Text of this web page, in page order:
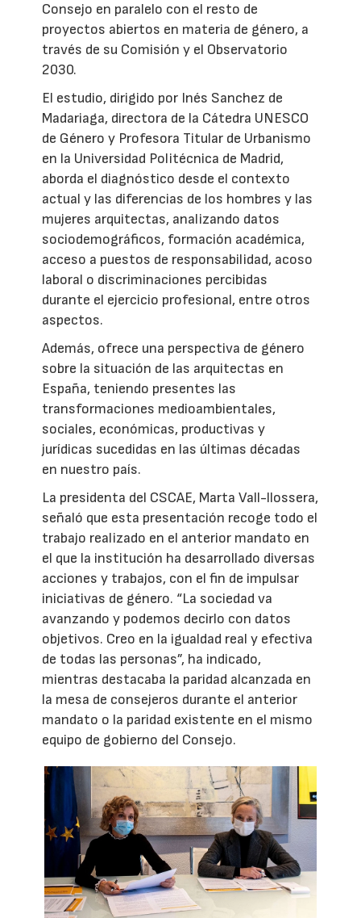
Consejo en paralelo con el resto de
proyectos abiertos en materia de género, a
través de su Comisión y el Observatorio
2030.
El estudio, dirigido por Inés Sanchez de
Madariaga, directora de la Cátedra UNESCO
de Género y Profesora Titular de Urbanismo
en la Universidad Politécnica de Madrid,
aborda el diagnóstico desde el contexto
actual y las diferencias de los hombres y las
mujeres arquitectas, analizando datos
sociodemográficos, formación académica,
acceso a puestos de responsabilidad, acoso
laboral o discriminaciones percibidas
durante el ejercicio profesional, entre otros
aspectos.
Además, ofrece una perspectiva de género
sobre la situación de las arquitectas en
España, teniendo presentes las
transformaciones medioambientales,
sociales, económicas, productivas y
jurídicas sucedidas en las últimas décadas
en nuestro país.
La presidenta del CSCAE, Marta Vall-llossera,
señaló que esta presentación recoge todo el
trabajo realizado en el anterior mandato en
el que la institución ha desarrollado diversas
acciones y trabajos, con el fin de impulsar
iniciativas de género. “La sociedad va
avanzando y podemos decirlo con datos
objetivos. Creo en la igualdad real y efectiva
de todas las personas”, ha indicado,
mientras destacaba la paridad alcanzada en
la mesa de consejeros durante el anterior
mandato o la paridad existente en el mismo
equipo de gobierno del Consejo.